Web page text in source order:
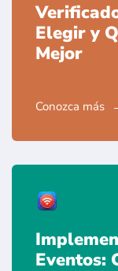
Elegir y
Mejor
Conozca más
Eventos: